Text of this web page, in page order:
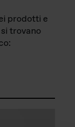
prodotti e
trovano